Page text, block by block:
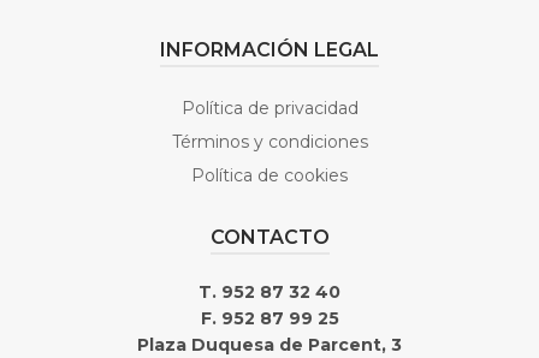
INFORMACIÓN LEGAL
Política de privacidad
Términos y condiciones
Política de cookies
CONTACTO
T. 952 87 32 40
F. 952 87 99 25
Plaza Duquesa de Parcent, 3